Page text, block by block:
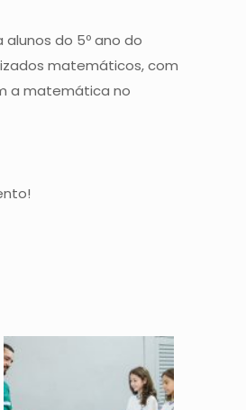
do 5º ano do
matemáticos, com
a matemática no